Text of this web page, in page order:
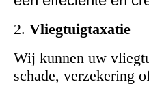
2. Vliegtuigtaxatie
Wij kunnen uw
schade, verzekering